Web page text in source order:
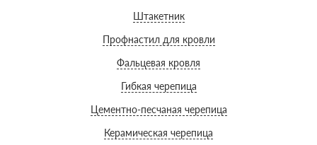
Штакетник
Профнастил для кровли
Фальцевая кровля
Гибкая черепица
Цементно-песчаная черепица
Керамическая черепица